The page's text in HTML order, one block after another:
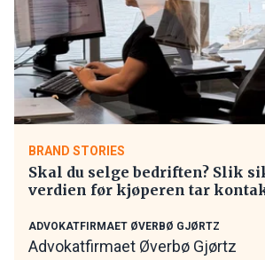
BRAND STORIES
Skal du selge bedriften? Slik
verdien før kjøperen tar
ADVOKATFIRMAET ØVERBØ GJØRTZ
Advokatfirmaet Øverbø Gjørtz